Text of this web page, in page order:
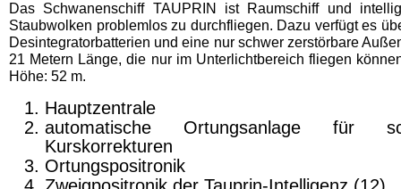
Das Schwanenschiff TAUPRIN ist Raumschiff und
Staubwolken problemlos zu durchfliegen. Dazu verfügt es
Desintegratorbatterien und eine nur schwer zerstörbare
21 Metern Länge, die nur im Unterlichtbereich fliegen
Höhe: 52 m.
Hauptzentrale
automatische Ortungsanlage für
Kurskorrekturen
Ortungspositronik